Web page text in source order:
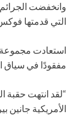
التي قدمتها
مفقودًا في سياق
“لقد انتهت حقبة
الأمريكية جانين